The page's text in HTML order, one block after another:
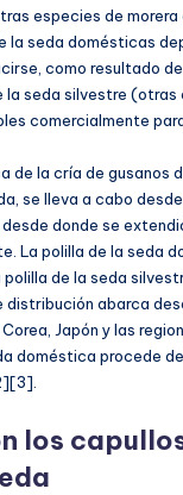
especies de morera
la seda domésticas
como resultado
la seda silvestre (otras
comercialmente
de la cría de gusanos
se lleva a cabo
donde se
La polilla de la seda
de la seda
distribución abarca
Japón y las
doméstica procede
los